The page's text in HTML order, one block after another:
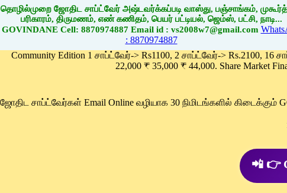
தொழில்முறை ஜோதிட சாப்ட்வேர் அஷ்டவர்க்கப்படி வாஸ்து, பஞ்சாங்கம்,
பரிகாரம், திருமணம், எண் கணிதம், பெயர் பட்டியல், ஜெம்ஸ், பட்சி, நாடி...
GOVINDANE Cell: 8870974887 Email id : vs2008w7@gmail.com
: 8870974887
Community Edition 1 சாப்ட்வேர்-> Rs1100, 2 சாப்ட்வேர்-> Rs.2100, 16
22,000 ₹ 35,000 ₹ 44,000. Share Market
ஜோதிட சாப்ட்வேர்கள் Email Online வழியாக 30 நிமிடங்களில் கிடைக்கும்
📲 👉